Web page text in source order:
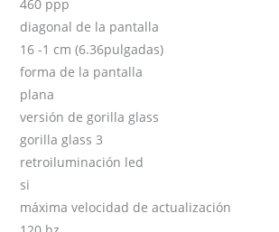
460 ppp
diagonal de la pantalla
16 -1 cm (6.36pulgadas)
forma de la pantalla
plana
versión de gorilla glass
gorilla glass 3
retroiluminación led
si
máxima velocidad de actualización